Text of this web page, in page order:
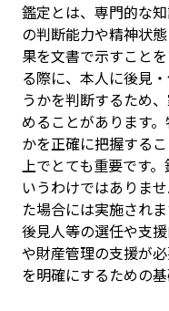
鑑定とは、専門的な
の判断能力や精神状
果を文書で示すこと
る際に、本人に後見
うかを判断するため
めることがあります
かを正確に把握する
上でとても重要です
いうわけではありま
た場合には実施され
後見人等の選任や支
や財産管理の支援が
を明確にするための基